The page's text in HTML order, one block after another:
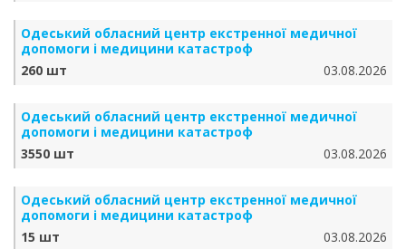
Одеський обласний центр екстренної медичної
допомоги і медицини катастроф
260 шт
03.08.2026
Одеський обласний центр екстренної медичної
допомоги і медицини катастроф
3550 шт
03.08.2026
Одеський обласний центр екстренної медичної
допомоги і медицини катастроф
15 шт
03.08.2026